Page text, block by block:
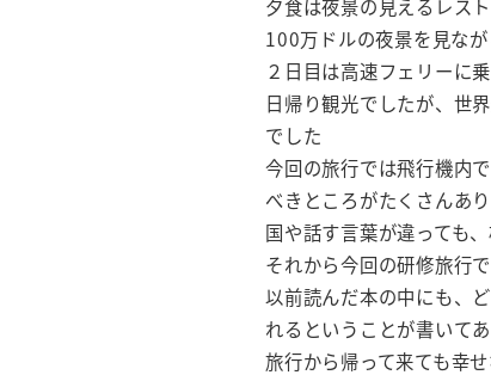
夕食は夜景の見えるレス
100万ドルの夜景を見な
２日目は高速フェリーに
日帰り観光でしたが、世
でした
今回の旅行では飛行機内
べきところがたくさんあ
国や話す言葉が違っても
それから今回の研修旅行
以前読んだ本の中にも、
れるということが書いて
旅行から帰って来ても幸